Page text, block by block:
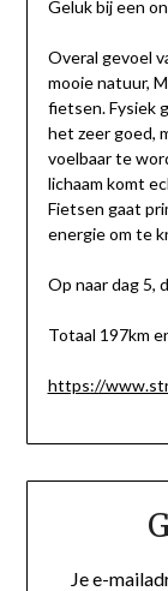
Geluk bij een
Overal gevoel
mooie natuur,
fietsen. Fysiek
het zeer goed,
voelbaar te
lichaam komt
Fietsen gaat
energie om te
Op naar dag 5,
Totaal 197km
https://
Je e-